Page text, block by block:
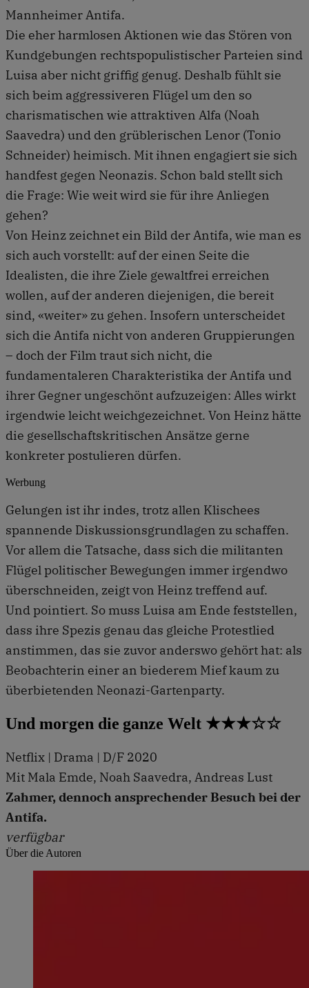
Mannheimer Antifa.
Die eher harmlosen Aktionen wie das Stören von
Kundgebungen rechtspopulistischer Parteien sind
Luisa aber nicht griffig genug. Deshalb fühlt sie
sich beim aggressiveren Flügel um den so
charismatischen wie attraktiven Alfa (Noah
Saavedra) und den grüblerischen Lenor (Tonio
Schneider) heimisch. Mit ihnen engagiert sie sich
handfest gegen Neonazis. Schon bald stellt sich
die Frage: Wie weit wird sie für ihre Anliegen
gehen?
Von Heinz zeichnet ein Bild der Antifa, wie man es
sich auch vorstellt: auf der einen Seite die
Idealisten, die ihre Ziele gewaltfrei erreichen
wollen, auf der anderen diejenigen, die bereit
sind, «weiter» zu gehen. Insofern unterscheidet
sich die Antifa nicht von anderen Gruppierungen
– doch der Film traut sich nicht, die
fundamentaleren Charakteristika der Antifa und
ihrer Gegner ungeschönt aufzuzeigen: Alles wirkt
irgendwie leicht weichgezeichnet. Von Heinz hätte
die gesellschaftskritischen Ansätze gerne
konkreter postulieren dürfen.
Werbung
Gelungen ist ihr indes, trotz allen Klischees
spannende Diskussionsgrundlagen zu schaffen.
Vor allem die Tatsache, dass sich die militanten
Flügel politischer Bewegungen immer irgendwo
überschneiden, zeigt von Heinz treffend auf.
Und pointiert. So muss Luisa am Ende feststellen,
dass ihre Spezis genau das gleiche Protestlied
anstimmen, das sie zuvor anderswo gehört hat: als
Beobachterin einer an biederem Mief kaum zu
überbietenden Neonazi-Gartenparty.
Und morgen die ganze Welt ★★★☆☆
Netflix | Drama | D/F 2020
Mit Mala Emde, Noah Saavedra, Andreas Lust
Zahmer, dennoch ansprechender Besuch bei der
Antifa.
verfügbar
Über die Autoren